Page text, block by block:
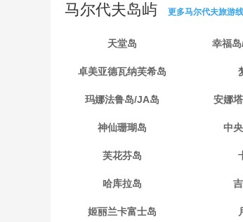
马尔代夫岛屿 更多马尔代夫旅游
天堂岛 幸福
卓美亚德瓦纳芙希岛
玛娜法鲁岛/JA岛 安娜
神仙珊瑚岛 中
芙花芬岛
哈库拉岛
姬丽兰卡富士岛